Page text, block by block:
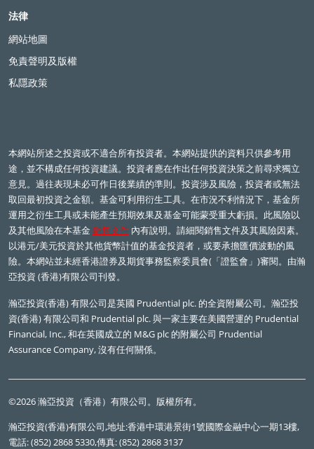
法律
網站地圖
免責聲明及版權
私隱政策
本網站所述之投資或不適合所有投資者。本網站提供的資料只供參考用
途，並不構成任何投資建議。投資者應在作出任何投資決策之前尋求獨立
意見。過往表現未必可作日後業績的準則。投資涉及風險，投資者或無法
取回最初投資之金額。基金可利用衍生工具。在市況不利情況下，基金所
運用之衍生工具或未能產生預期效果及基金可能蒙受重大虧損。此風險以
及其他風險在本基金 銷售文件 內有說明。請細閱銷售文件及其風險因素。
以港元/美元投資於其他貨幣計值的基金投資者，或要承擔匯價波動的風
險。本網站並未經香港證券及期貨事務監察委員會(「證監會」)審閱。由瀚
亞投資 (香港)有限公司刊發。
瀚亞投資(香港) 有限公司是英國 Prudential plc. 的全資附屬公司。瀚亞投
資(香港) 有限公司和 Prudential plc.與一家主要在美國營運的 Prudential
Financial, Inc.,和在英國成立的 M&G plc 的附屬公司 Prudential
Assurance Company,沒有任何關係。
©2026 瀚亞投資（香港）有限公司。版權所有。
瀚亞投資(香港)有限公司,地址:香港中環港景街1號國際金融中心一期13樓,
電話: (852) 2868 5330,傳真: (852) 2868 3137